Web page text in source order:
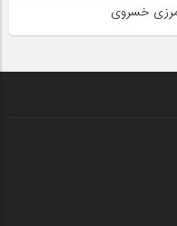
مرزی خسروی